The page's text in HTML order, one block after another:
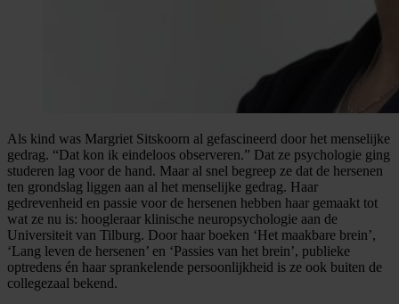
Als kind was Margriet Sitskoorn al gefascineerd door het menselijke
gedrag. “Dat kon ik eindeloos observeren.” Dat ze psychologie ging
studeren lag voor de hand. Maar al snel begreep ze dat de hersenen
ten grondslag liggen aan al het menselijke gedrag. Haar
gedrevenheid en passie voor de hersenen hebben haar gemaakt tot
wat ze nu is: hoogleraar klinische neuropsychologie aan de
Universiteit van Tilburg. Door haar boeken ‘Het maakbare brein’,
‘Lang leven de hersenen’ en ‘Passies van het brein’, publieke
optredens én haar sprankelende persoonlijkheid is ze ook buiten de
collegezaal bekend.